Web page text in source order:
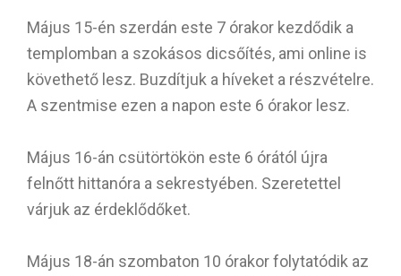
Május 15-én szerdán este 7 órakor kezdődik a
templomban a szokásos dicsőítés, ami online is
követhető lesz. Buzdítjuk a híveket a részvételre.
A szentmise ezen a napon este 6 órakor lesz.
Május 16-án csütörtökön este 6 órától újra
felnőtt hittanóra a sekrestyében. Szeretettel
várjuk az érdeklődőket.
Május 18-án szombaton 10 órakor folytatódik az